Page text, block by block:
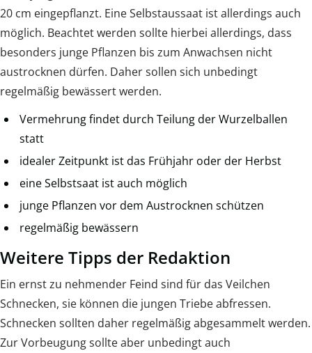
20 cm eingepflanzt. Eine Selbstaussaat ist allerdings auch
möglich. Beachtet werden sollte hierbei allerdings, dass
besonders junge Pflanzen bis zum Anwachsen nicht
austrocknen dürfen. Daher sollen sich unbedingt
regelmäßig bewässert werden.
Vermehrung findet durch Teilung der Wurzelballen
statt
idealer Zeitpunkt ist das Frühjahr oder der Herbst
eine Selbstsaat ist auch möglich
junge Pflanzen vor dem Austrocknen schützen
regelmäßig bewässern
Weitere Tipps der Redaktion
Ein ernst zu nehmender Feind sind für das Veilchen
Schnecken, sie können die jungen Triebe abfressen.
Schnecken sollten daher regelmäßig abgesammelt werden.
Zur Vorbeugung sollte aber unbedingt auch